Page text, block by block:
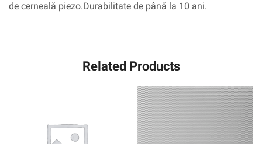
de cerneală piezo.Durabilitate de până la 10 ani.
Related Products